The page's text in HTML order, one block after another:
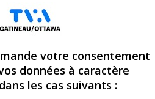
bannière
complexe
bois rond du
de l’immobilier
votre consentement
données à caractère
les cas suivants :